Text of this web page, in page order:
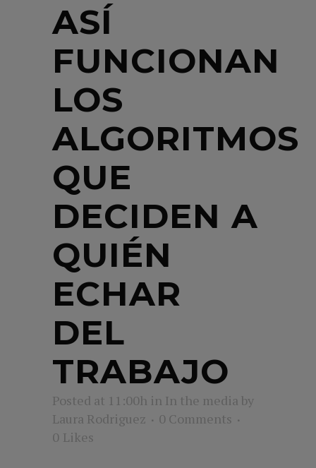
ASÍ
FUNCIONAN
LOS
ALGORITMOS
QUE
DECIDEN A
QUIÉN
ECHAR
DEL
TRABAJO
Posted at 11:00h in In the media by
Laura Rodriguez
0 Comments
0 Likes